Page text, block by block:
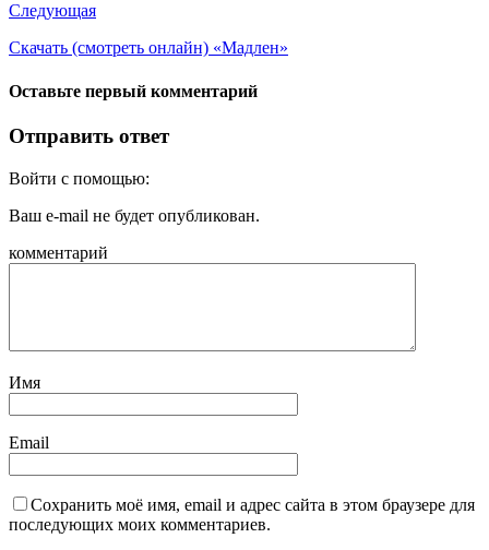
Следующая
Скачать (смотреть онлайн) «Мадлен»
Оставьте первый комментарий
Отправить ответ
Войти с помощью:
Ваш e-mail не будет опубликован.
комментарий
Имя
Email
Сохранить моё имя, email и адрес сайта в этом браузере для
последующих моих комментариев.